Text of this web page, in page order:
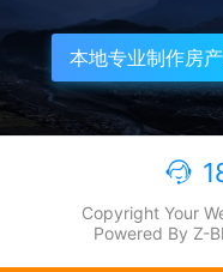
本地专业制作房
Copyright Your
Powered By Z-